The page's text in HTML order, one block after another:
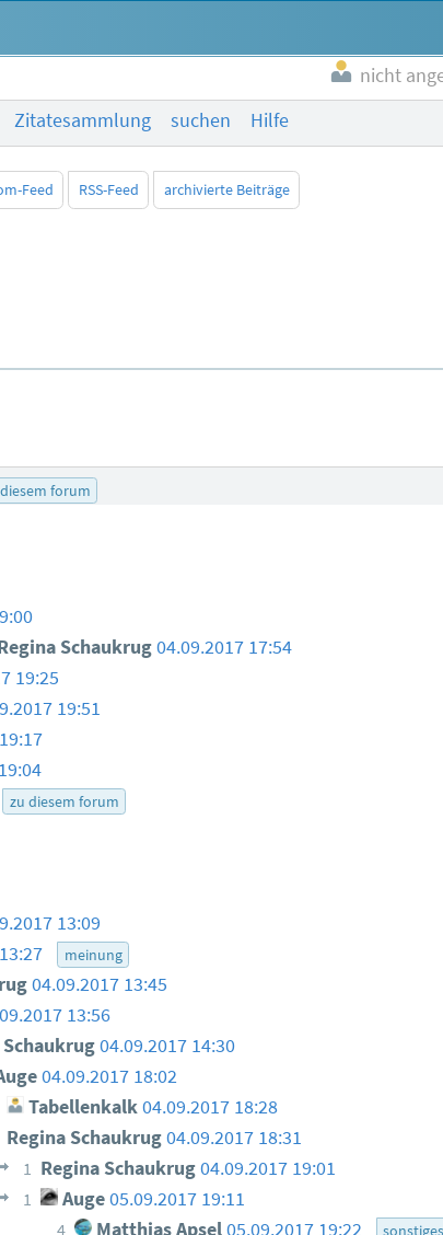
nicht
Zitatesammlung suchen Hilfe
Feed RSS-Feed archivierte Beiträge
forum
Schaukrug04.09.2017 17:54
19:25
19:51
zu diesem forum
13:09
meinung
04.09.2017 13:45
13:56
Schaukrug04.09.2017 14:30
04.09.2017 18:02
Tabellenkalk04.09.2017 18:28
Regina Schaukrug04.09.2017 18:31
1 Regina Schaukrug04.09.2017 19:01
1 Auge05.09.2017 19:11
4 Matthias Apsel05.09.2017 19:22 sonstiges